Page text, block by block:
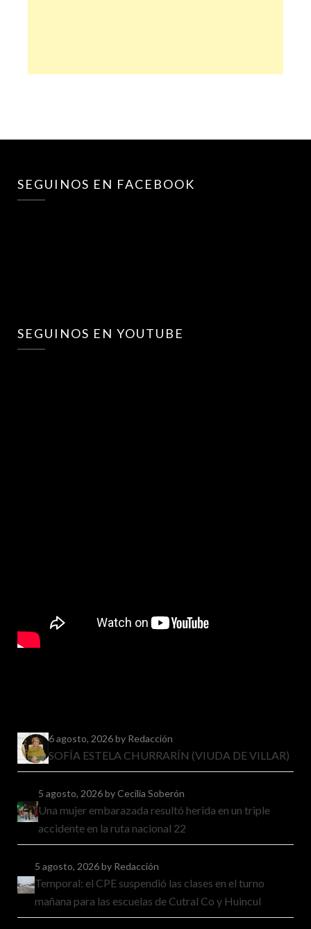
SEGUINOS EN FACEBOOK
SEGUINOS EN YOUTUBE
6 agosto, 2026by Redacción
SOFÍA ESTELA CHURRARÍN (VIUDA DE VILLAR)
5 agosto, 2026by Cecilia Soberón
Una mujer embarazada resultó herida en un triple
accidente en la ruta nacional 22
5 agosto, 2026by Redacción
Temporal: el CPE suspendió las clases en el turno
mañana para las escuelas de Cutral Co y Huincul